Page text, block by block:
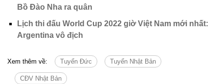
Bồ Đào Nha ra quân
Lịch thi đấu World Cup 2022 giờ Việt Nam mới nhất:
Argentina vô địch
Xem thêm về: Tuyển Đức Tuyển Nhật Bản
CĐV Nhật Bản